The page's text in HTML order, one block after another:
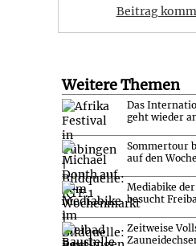
Beitrag
Weitere Themen
Das
geht wieder
Sommertour
auf den
Mediabike
besucht
Zeitweise